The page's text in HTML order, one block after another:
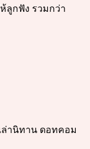
ลูกฟัง รวมกว่า
ล่านิทาน ดอทคอม